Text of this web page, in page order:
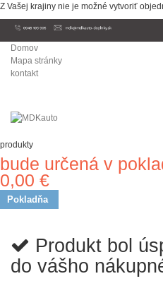
Z Vašej krajiny nie je možné vytvoriť
Domov
Mapa stránky
kontakt
produkty
bude určená v
0,00 €
Pokladňa
Produkt bol
do vášho